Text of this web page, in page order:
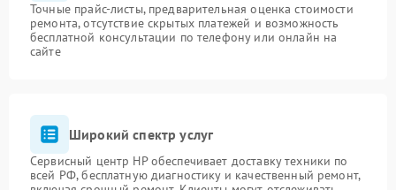
Точные прайс-листы, предварительная оценка стоимости
ремонта, отсутствие скрытых платежей и возможность
бесплатной консультации по телефону или онлайн на
сайте
Широкий спектр услуг
Сервисный центр HP обеспечивает доставку техники по
всей РФ, бесплатную диагностику и качественный ремонт,